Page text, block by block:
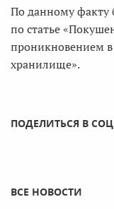
По данному факту
по статье
проникновением
хранилище».
ПОДЕЛИТЬСЯ В
ВСЕ НОВОСТИ